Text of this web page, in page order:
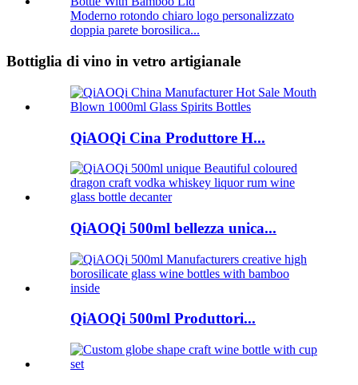
Moderno rotondo chiaro logo personalizzato
doppia parete borosilica...
Bottiglia di vino in vetro artigianale
QiAOQi Cina Produttore H...
QiAOQi 500ml bellezza unica...
QiAOQi 500ml Produttori...